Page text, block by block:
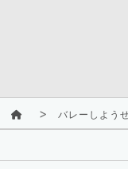
バレーしよう